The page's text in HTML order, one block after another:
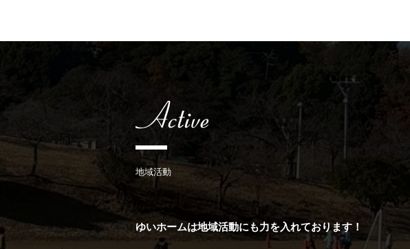
地域活動
ゆいホームは地域活動にも力を入れております！